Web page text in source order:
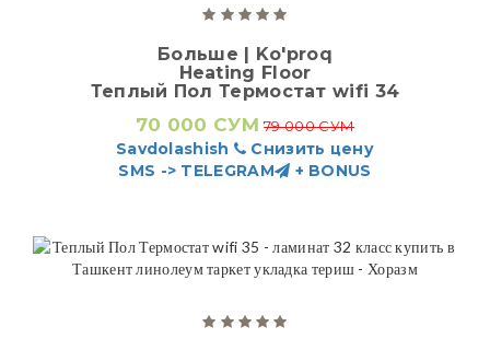
Больше | Ko'proq
Heating Floor
Теплый Пол Термостат wifi 34
70 000 СУМ 79 000 СУМ
Savdolashish
Снизить цену
SMS -> TELEGRAM
+ BONUS